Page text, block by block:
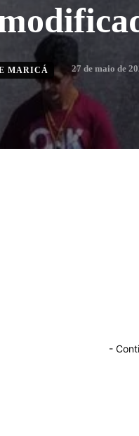
MARICÁ 27 de maio de
-